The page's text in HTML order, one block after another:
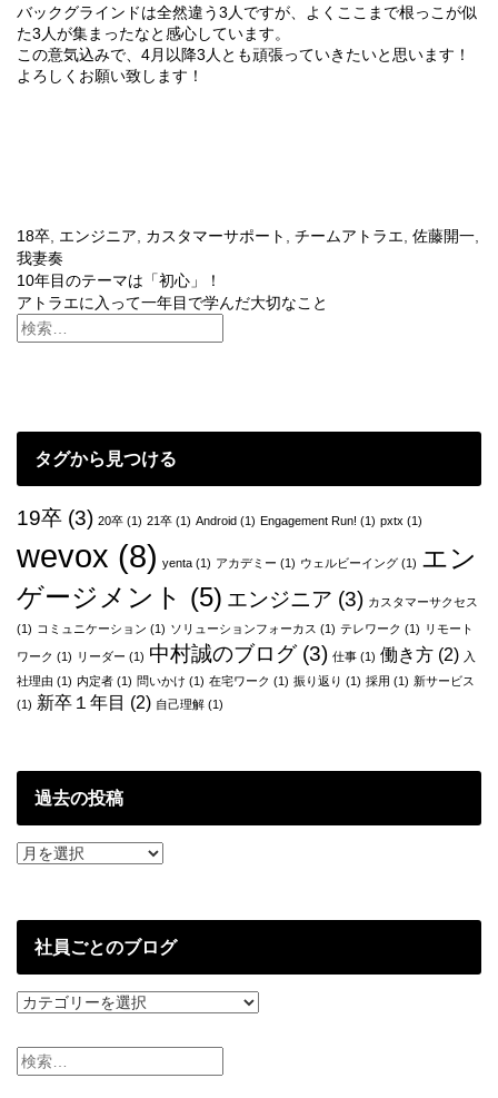
バックグラインドは全然違う3 人ですが、よくここまで根っこが似
た3 人が集まったなと感心しています。
この意気込みで、 4月以降3 人とも頑張っていきたいと思います！
よろしくお願い致します！
18卒 エンジニア カスタマーサポート チームアトラエ 佐藤開一
我妻奏
投
稿
ゲ
ー
シ
ョ
ン
10年目のテーマは「初心」！
アトラエに入って一年目で学んだ大切なこと
タグから見つける
19卒 (3) 20卒 (1) 21卒 (1) Android (1) Engagement Run! (1) pxtx (1)
wevox (8) yenta (1) アカデミー (1) ウェルビーイング (1) エン
ゲージメント (5) エンジニア (3) カスタマーサクセス
(1) コミュニケーション (1) ソリューションフォーカス (1) テレワーク (1) リモート
ワーク (1) リーダー (1) 中村誠のブログ(3) 仕事 (1) 働き方 (2) 入
社理由 (1) 内定者 (1) 問いかけ (1) 在宅ワーク (1) 振り返り (1) 採用 (1) 新サービス
(1) 新卒１年目 (2) 自己理解 (1)
過去の投稿
過
投
社員ごとのブログ
社
ご
と